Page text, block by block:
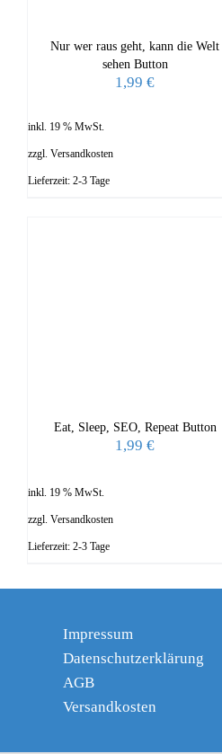
Nur wer raus geht, kann die Welt
sehen Button
1,99€
inkl. 19 % MwSt.
zzgl. Versandkosten
Lieferzeit: 2-3 Tage
Eat, Sleep, SEO, Repeat Button
1,99€
inkl. 19 % MwSt.
zzgl. Versandkosten
Lieferzeit: 2-3 Tage
Impressum
Datenschutzerklärung
AGB
Versandkosten